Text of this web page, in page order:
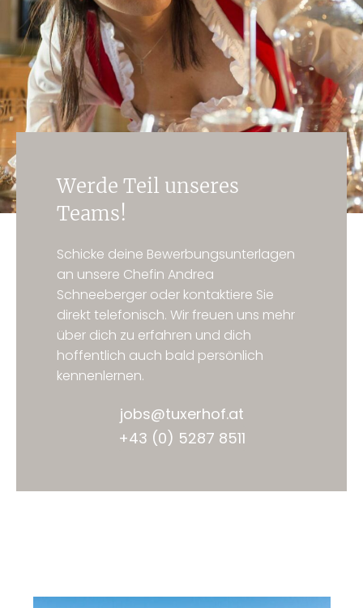
Werde Teil unseres
Teams!
Schicke deine Bewerbungsunterlagen
an unsere Chefin Andrea
Schneeberger oder kontaktiere Sie
direkt telefonisch. Wir freuen uns mehr
über dich zu erfahren und dich
hoffentlich auch bald persönlich
kennenlernen.
jobs@tuxerhof.at
+43 (0) 5287 8511